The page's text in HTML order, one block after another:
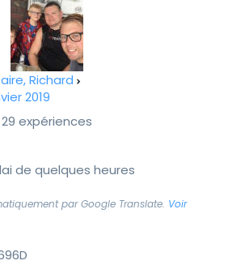
Richard
2019
expériences
de quelques heures
par Google Translate. Voir